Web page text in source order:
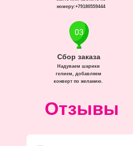
Сбор заказа
Надуваем шарики
гелием, добавляем
конверт по желанию.
номеру:+79180559444
Отзывы